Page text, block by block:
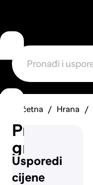
Usporedi
cijene
Prijavi
grešku
Početna Hrana